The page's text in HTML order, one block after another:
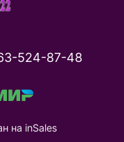
524-87-48
на inSales